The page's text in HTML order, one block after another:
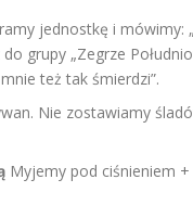
jednostkę i
grupy „Zegrze
też tak śmierdzi”.
Nie zostawiamy
Myjemy pod ciśnieniem